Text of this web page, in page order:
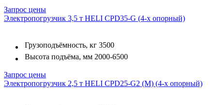
Запрос цены
Электропогрузчик 3,5 т HELI CPD35-G (4-х опорный)
Грузоподъёмность, кг 3500
Высота подъёма, мм 2000-6500
Запрос цены
Электропогрузчик 2,5 т HELI CPD25-G2 (M) (4-х опорный)